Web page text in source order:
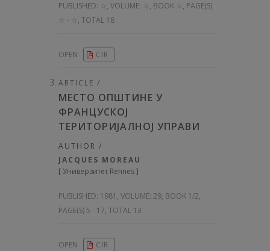
PUBLISHED: ☆, VOLUME: ☆ , BOOK ☆, PAGE(S)
☆ - ☆, TOTAL 18
OPEN CIR
ARTICLE /
МЕСТО ОПШТИНЕ У
ФРАНЦУСКОЈ
ТЕРИТОРИЈАЛНОЈ УПРАВИ
AUTHOR /
JACQUES MOREAU
[ Универзитет Rennes]
PUBLISHED: 1981, VOLUME: 29, BOOK 1/2,
PAGE(S) 5 - 17, TOTAL 13
OPEN CIR